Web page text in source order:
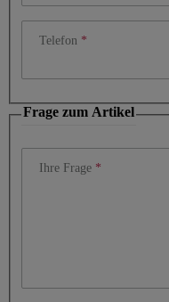
Telefon
Frage zum Artikel
Ihre Frage